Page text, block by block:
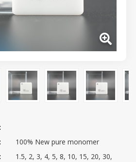
100% New pure monomer
1.5, 2, 3, 4, 5, 8, 10, 15, 20, 30,